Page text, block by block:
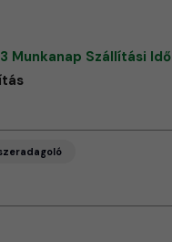
Munkanap Szállítási Idő